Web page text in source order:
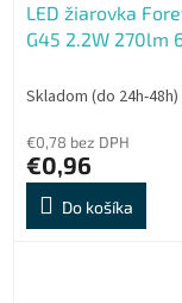
LED žiarovka
G45 2.2W 270lm
E
Skladom (do 24h-48h)
€0,78 bez DPH
€0,96
Do košíka